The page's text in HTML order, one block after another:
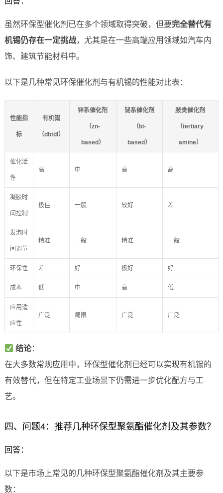
虽然环保型催化剂已在多个领域取得突破，但要完全替代有
机锡仍存在一定挑战，尤其是在一些高端应用领域如汽车内
饰、建筑节能材料中。
以下是几种常见环保催化剂与有机锡的性能对比表：
性能指
标
有机锡
（dbtdl）
锌系催化剂
（zn-
based）
铋系催化剂
（bi-
based）
胺类催化剂
（tertiary
amine）
催化活
性
高 中 高 高
凝胶时
间控制
极佳 一般 较好 差
发泡时
间调节
精准 一般 精准 一般
环保性 差 好 极好 好
成本 低 中 高 低
应用适
应性
广泛 局限 广泛 广泛
结论：
在大多数常规应用中，环保型催化剂已经可以实现有机锡的
有效替代，但在特定工业场景下仍需进一步优化配方与工
艺。
四、问题4：推荐几种环保型聚氨酯催化剂及其参数？
回答：
以下是市场上常见的几种环保型聚氨酯催化剂及其主要参
数：